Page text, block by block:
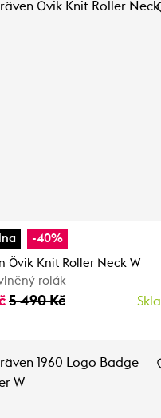
-40%
Övik Knit Roller Neck W
rolák
5 490 Kč